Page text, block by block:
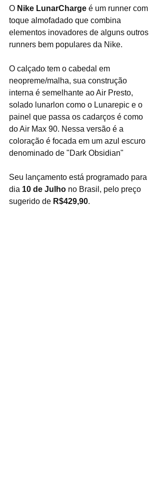
O Nike LunarCharge é um runner com
toque almofadado que combina
elementos inovadores de alguns outros
runners bem populares da Nike.
O calçado tem o cabedal em
neopreme/malha, sua construção
interna é semelhante ao Air Presto,
solado lunarlon como o Lunarepic e o
painel que passa os cadarços é como
do Air Max 90. Nessa versão é a
coloração é focada em um azul escuro
denominado de "Dark Obsidian"
Seu lançamento está programado para
dia 10 de Julho no Brasil, pelo preço
sugerido de R$429,90.